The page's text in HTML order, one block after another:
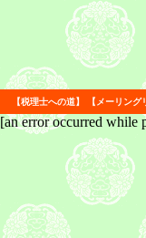
【税理士への道】 【 メーリング
[an error occurred while